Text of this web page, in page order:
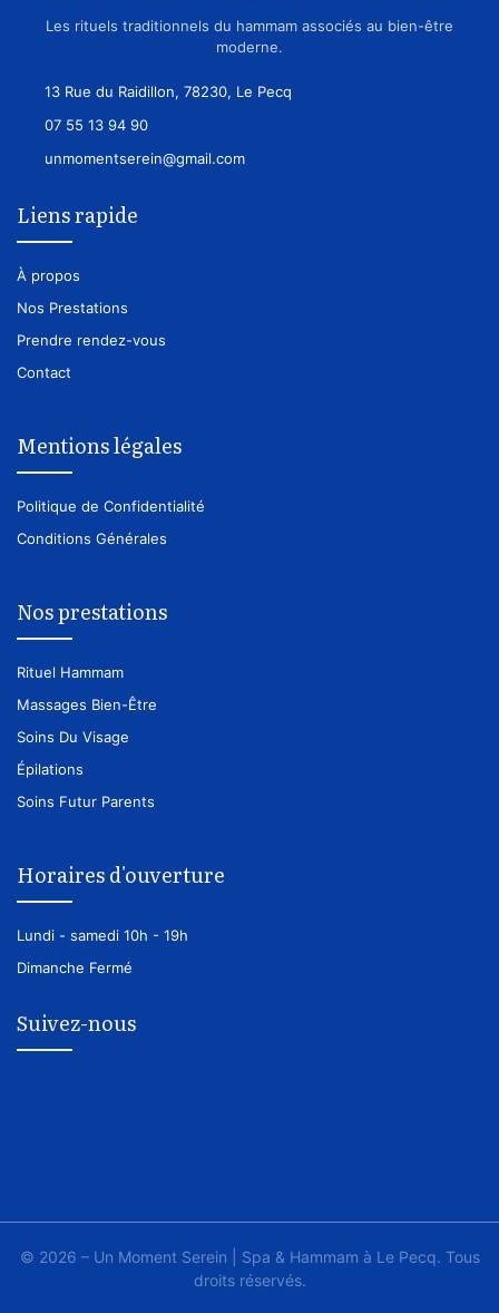
Les rituels traditionnels du hammam associés au bien-être
moderne.
13 Rue du Raidillon, 78230, Le Pecq
07 55 13 94 90
unmomentserein@gmail.com
Liens rapide
À propos
Nos Prestations
Prendre rendez-vous
Contact
Mentions légales
Politique de Confidentialité
Conditions Générales
Nos prestations
Rituel Hammam
Massages Bien-Être
Soins Du Visage
Épilations
Soins Futur Parents
Horaires d'ouverture
Lundi - samedi 10h - 19h
Dimanche Fermé
Suivez-nous
© 2026 – Un Moment Serein | Spa & Hammam à Le Pecq. Tous
droits réservés.